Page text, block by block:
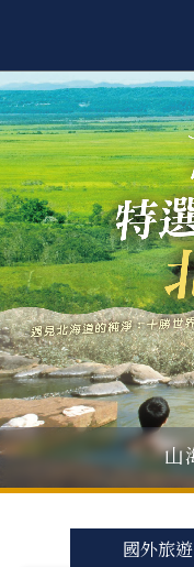
父親節．限時特別企
一人旅行Solo
山海雙享・北海道
國外旅遊